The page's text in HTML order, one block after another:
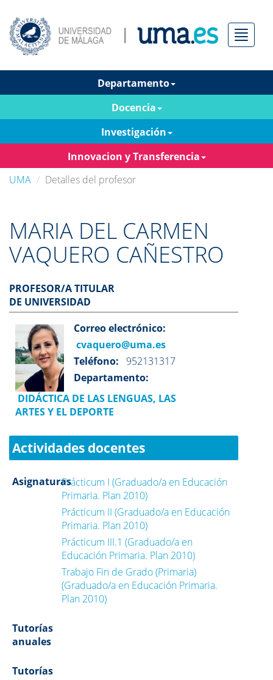
Menú
Departamento
Docencia
Investigación
Innovacion y Transferencia
UMA
Detalles del profesor
MARIA DEL CARMEN
VAQUERO CAÑESTRO
PROFESOR/A TITULAR
DE UNIVERSIDAD
Correo electrónico:
cvaquero@uma.es
Teléfono: 952131317
Departamento:
DIDÁCTICA DE LAS LENGUAS, LAS
ARTES Y EL DEPORTE
Actividades docentes
AsignaturasPrácticum I (Graduado/a en Educación
Primaria. Plan 2010)
Prácticum II (Graduado/a en Educación
Primaria. Plan 2010)
Prácticum III.1 (Graduado/a en
Educación Primaria. Plan 2010)
Trabajo Fin de Grado (Primaria)
(Graduado/a en Educación Primaria.
Plan 2010)
Tutorías
anuales
Tutorías